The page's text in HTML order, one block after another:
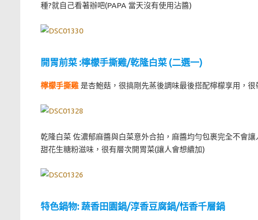
種?就自己看著辦吧(PAPA 當天沒有使用沾醬)
開胃前菜 :檸檬手撕雞/乾隆白菜 (二選一)
檸檬手撕雞 是杏鮑菇，很搞剛先蒸後調味最後搭配檸檬享用，
乾隆白菜 佐濃郁麻醬與白菜意外合拍，麻醬均勻包裹完全不會
甜花生糖粉滋味，很有層次開胃菜(讓人會想續加)
特色鍋物: 蔬香田園鍋/淳香豆腐鍋/恬香千層鍋